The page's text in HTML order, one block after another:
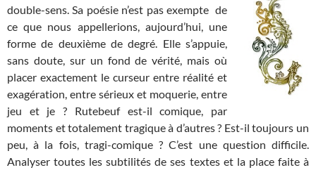
double-sens. Sa poésie n’est pas exempte de
ce que nous appellerions, aujourd’hui, une
forme de deuxième de degré. Elle s’appuie,
sans doute, sur un fond de vérité, mais où
placer exactement le curseur entre réalité et
exagération, entre sérieux et moquerie, entre
jeu et je ? Rutebeuf est-il comique, par
moments et totalement tragique à d’autres ? Est-il toujours un
peu, à la fois, tragi-comique ? C’est une question difficile.
Analyser toutes les subtilités de ses textes et la place faite à